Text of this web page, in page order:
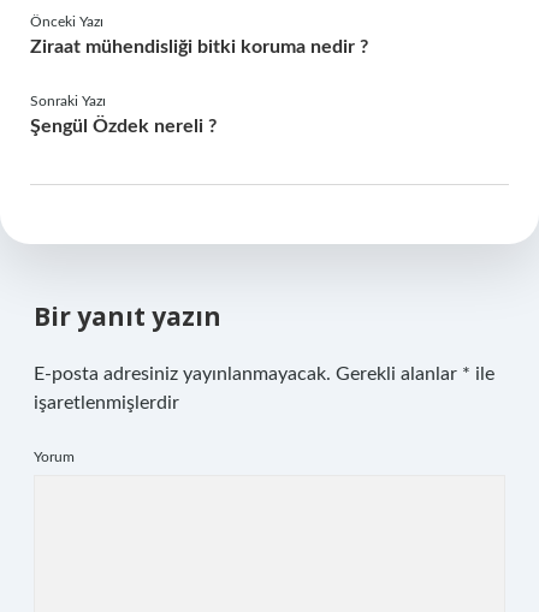
Önceki Yazı
Ziraat mühendisliği bitki koruma nedir ?
Sonraki Yazı
Şengül Özdek nereli ?
Bir yanıt yazın
E-posta adresiniz yayınlanmayacak. Gerekli alanlar * ile
işaretlenmişlerdir
Yorum